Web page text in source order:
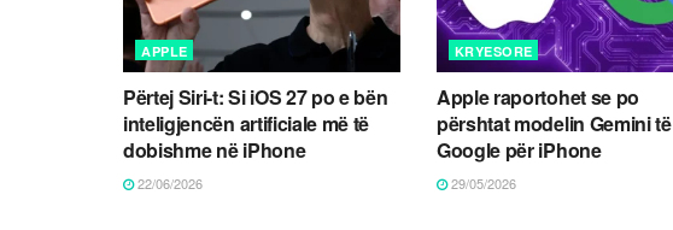
APPLE
Përtej Siri-t: Si iOS 27 po e bën
inteligjencën artificiale më të
dobishme në iPhone
22/06/2026
KRYESORE
Apple raportohet se po
përshtat modelin Gemini të
Google për iPhone
29/05/2026